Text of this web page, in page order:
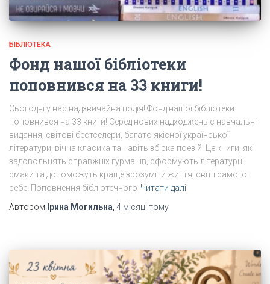
БІБЛІОТЕКА
Фонд нашої бібліотеки
поповнився на 33 книги!
Сьогодні у нас надзвичайна подія! Фонд нашої бібліотеки
поповнився на 33 книги! Серед нових надходжень є навчальні
видання, світові бестселери, багато якісної української
літератури, вічна класика та навіть збірка поезій. Це книги, які
задовольнять справжніх гурманів, сформують літературні
смаки та допоможуть краще зрозуміти життя, світ і самого
себе. Поповнення бібліотечного Читати далі
Автором Ірина Могильна 4 місяці тому